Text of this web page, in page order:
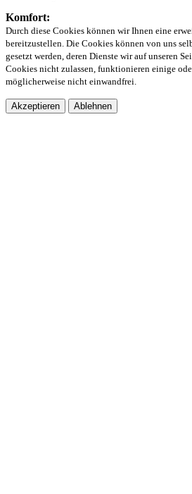
Komfort:
Durch diese Cookies können wir Ihnen eine
bereitzustellen. Die Cookies können von uns
gesetzt werden, deren Dienste wir auf unseren
Cookies nicht zulassen, funktionieren einige
möglicherweise nicht einwandfrei.
Akzeptieren Ablehnen